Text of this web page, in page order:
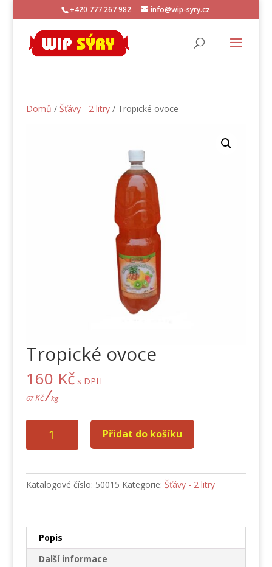
+420 777 267 982 info@wip-syry.cz
Domů / Šťávy - 2 litry/ Tropické ovoce
Tropické ovoce
160 Kč s DPH
67Kč/kg
Přidat do košíku
Katalogové číslo: 50015 Kategorie: Šťávy - 2 litry
Popis
Další informace